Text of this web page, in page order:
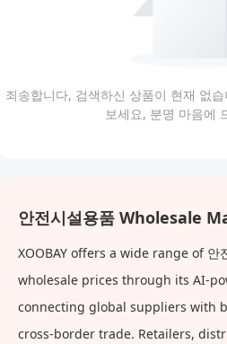
죄송합니다, 검색하신 상품이 현재 없
보세요, 분명 마음에
안전시설용품 Wholesale
XOOBAY offers a wide range of
wholesale prices through its AI-
connecting global suppliers with
cross-border trade. Retailers,